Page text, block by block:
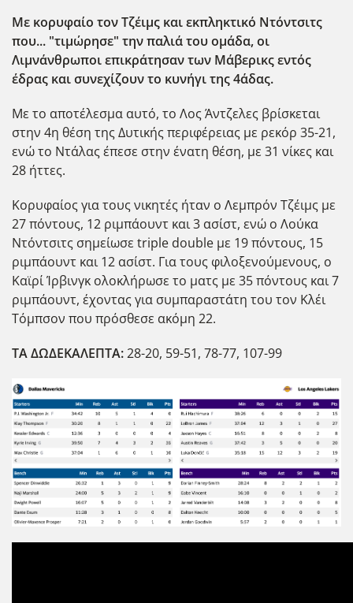
Με κορυφαίο τον Τζέιμς και εκπληκτικό Ντόντσιτς
που... "τιμώρησε" την παλιά του ομάδα, οι
Λιμνάνθρωποι επικράτησαν των Μάβερικς εντός
έδρας και συνεχίζουν το κυνήγι της 4άδας.
Με το αποτέλεσμα αυτό, το Λος Άντζελες βρίσκεται
στην 4η θέση της Δυτικής περιφέρειας με ρεκόρ 35-21,
ενώ το Ντάλας ΄επεσε στην ένατη θέση, με 31 νίκες και
28 ήττες.
Κορυφαίος για τους νικητές ήταν ο Λεμπρόν Τζέιμς με
27 πόντους, 12 ριμπάουντ και 3 ασίστ, ενώ ο Λούκα
Ντόντσιτς σημείωσε triple double με 19 πόντους, 15
ριμπάουντ και 12 ασίστ. Για τους φιλοξενούμενους, ο
Καϊρί Ίρβινγκ ολοκλήρωσε το ματς με 35 πόντους και 7
ριμπάουντ, έχοντας για συμπαραστάτη του τον Κλέι
Τόμπσον που πρόσθεσε ακόμη 22.
ΤΑ ΔΩΔΕΚΑΛΕΠΤΑ:28-20, 59-51, 78-77, 107-99